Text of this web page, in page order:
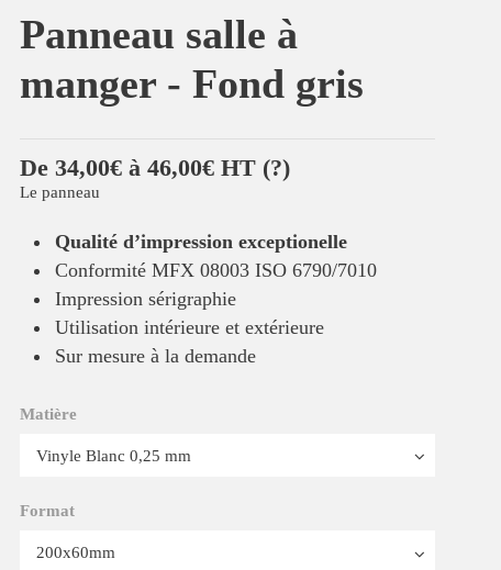
Panneau salle à
manger - Fond gris
De 34,00€ à 46,00€ HT (?)
Le panneau
Qualité d’impression exceptionelle
Conformité MFX 08003 ISO 6790/7010
Impression sérigraphie
Utilisation intérieure et extérieure
Sur mesure à la demande
Matière
Format